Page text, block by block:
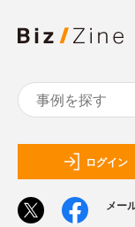
ログイン
メー